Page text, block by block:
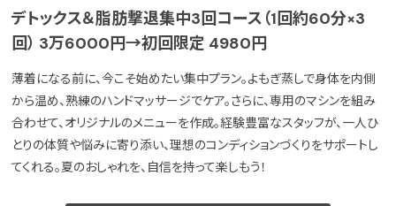
デトックス＆脂肪撃退集中3回コース（1回約60分×3
回） 3万6000円→初回限定 4980円
薄着になる前に、今こそ始めたい集中プラン。よもぎ蒸しで身体を内側
から温め、熟練のハンドマッサージでケア。さらに、専用のマシンを組み
合わせて、オリジナルのメニューを作成。経験豊富なスタッフが、一人ひ
とりの体質や悩みに寄り添い、理想のコンディションづくりをサポートし
てくれる。夏のおしゃれを、自信を持って楽しもう！